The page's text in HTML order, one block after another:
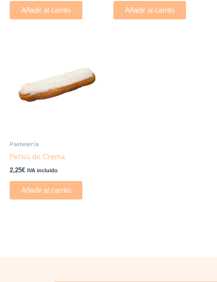
Añadir al carrito Añadir al carrito
Pastelería
Petisú de Crema
2,25€ IVA incluido
Añadir al carrito